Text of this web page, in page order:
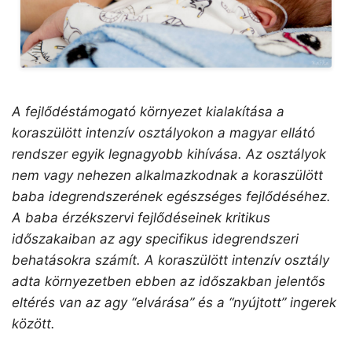
A fejlődéstámogató környezet kialakítása a
koraszülött intenzív osztályokon a magyar ellátó
rendszer egyik legnagyobb kihívása. Az osztályok
nem vagy nehezen alkalmazkodnak a koraszülött
baba idegrendszerének egészséges fejlődéséhez.
A baba érzékszervi fejlődéseinek kritikus
időszakaiban az agy specifikus idegrendszeri
behatásokra számít. A koraszülött intenzív osztály
adta környezetben ebben az időszakban jelentős
eltérés van az agy “elvárása” és a “nyújtott” ingerek
között.